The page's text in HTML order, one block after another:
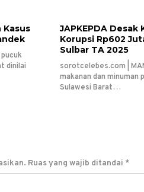
Kasus
dinilai
JAPKEPDA
Korupsi Rp602
Sulbar TA 2025
sorotcelebes.com |
makanan dan minuman
Sulawesi Barat…
Ruas yang wajib ditandai *